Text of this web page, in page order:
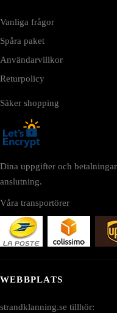
Vanliga frågor
Spåra paket
Användarvillkor
Returpolicy
Säker shopping
Dina uppgifter och
anslutning.
Våra transportörer
WEBBPLATS
strandklanning.se tillhör: